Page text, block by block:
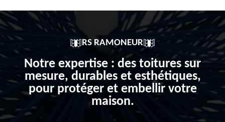
RS RAMONEUR
Notre expertise : des toitures sur
mesure, durables et esthétiques,
pour protéger et embellir votre
maison.